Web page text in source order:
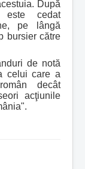
După
este cedat
pe lângă
bursier către
de notă
celui care a
decât
acţiunile